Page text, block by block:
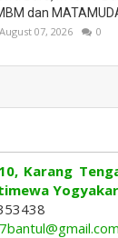
dan
August 07, 2026 0
Karang